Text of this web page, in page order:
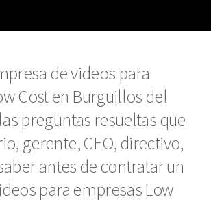
de videos para
Cost en Burguillos del
preguntas resueltas que
gerente, CEO, directivo,
antes de contratar un
para empresas Low